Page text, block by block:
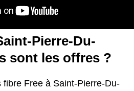
Pierre-Du-
sont les offres ?
fibre Free à Saint-Pierre-Du-